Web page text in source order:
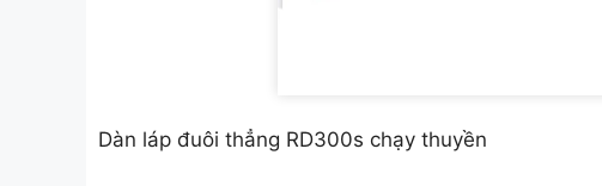
Dàn láp đuôi thẳng RD300s chạy thuyền